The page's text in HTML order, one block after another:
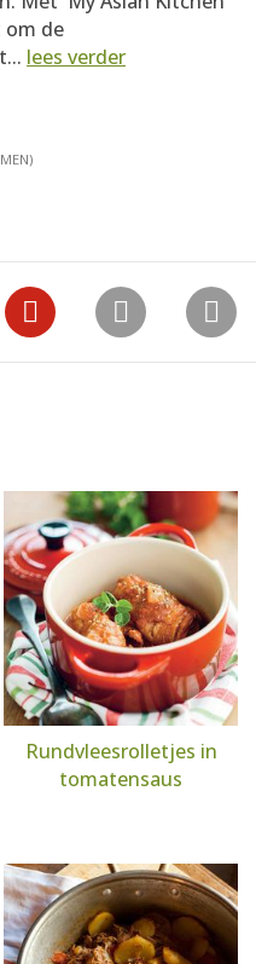
om de
lees verder
Rundvleesrolletjes in
tomatensaus